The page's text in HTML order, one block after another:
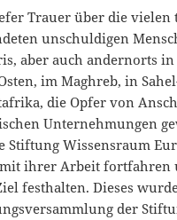
Trauer über die vielen
unschuldigen
aber auch andernorts
im Maghreb, in
die Opfer von
Unternehmungen
Stiftung Wissensraum
ihrer Arbeit fortfahren
festhalten. Dieses
der